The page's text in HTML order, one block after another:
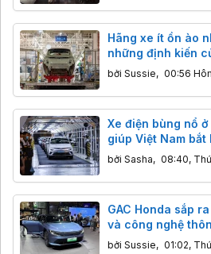
Hãng xe ít ồn ào
những định kiến
Trung Quốc
bởi Sussie, 00:56
Xe điện bùng nổ
giúp Việt Nam bắt
bởi Sasha, 08:40,
GAC Honda sắp
và công nghệ
bởi Sussie, 01:02,